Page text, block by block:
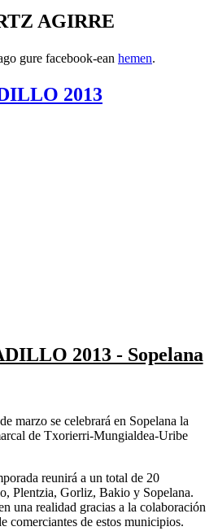
AGIRRE
gure facebook-ean hemen.
2013
2013 - Sopelana
marzo se celebrará en Sopelana la
de Txorierri-Mungialdea-Uribe
reunirá a un total de 20
Plentzia, Gorliz, Bakio y Sopelana.
una realidad gracias a la colaboración
comerciantes de estos municipios.